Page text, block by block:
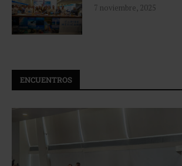
7 noviembre, 2025
ENCUENTROS